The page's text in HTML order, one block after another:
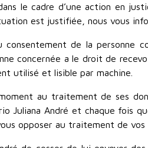
le cadre d’une action en
est justifiée, nous vous
de la personne
concernée a le droit de
utilisé et lisible par machine.
au traitement de ses
Juliana André et chaque fois
opposer au traitement de vos